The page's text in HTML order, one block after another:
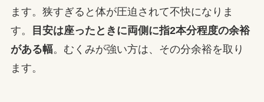
ます。狭すぎると体が圧迫されて不快になりま
す。
目安は座ったときに両側に指2本分程度の余裕
がある幅。むくみが強い方は、その分余裕を取り
ます。